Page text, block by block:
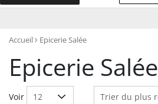
Accueil Epicerie Salée
Epicerie Salée
Voir